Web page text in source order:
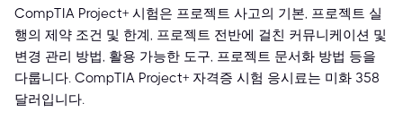
CompTIA Project+ 시험은 프로젝트 사고의 기본, 프로젝트 실
행의 제약 조건 및 한계, 프로젝트 전반에 걸친 커뮤니케이션 및
변경 관리 방법, 활용 가능한 도구, 프로젝트 문서화 방법 등을
다룹니다. CompTIA Project+ 자격증 시험 응시료는 미화 358
달러입니다.